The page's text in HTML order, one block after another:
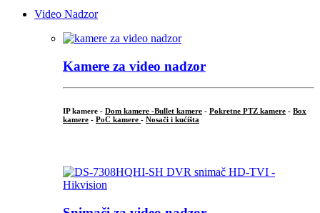
Video Nadzor
Kamere za video nadzor
IP kamere - Dom kamere -Bullet kamere - Pokretne PTZ kamere - Box
kamere - PoC kamere - Nosači i kućišta